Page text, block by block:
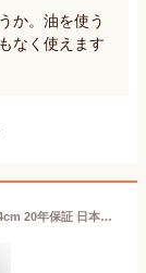
か。油を使う
なく使えます
燕三条の職人が作る ステンレス3層フライパン 24cm 20年保証 日本製 ガス火・IH対応 アルミクラッド三層フライパン ステンレス製 フライパン フッ素不使用 フジノス(代引不可)【送料無料】